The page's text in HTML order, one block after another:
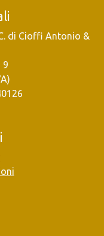
di Cioffi Antonio &
9